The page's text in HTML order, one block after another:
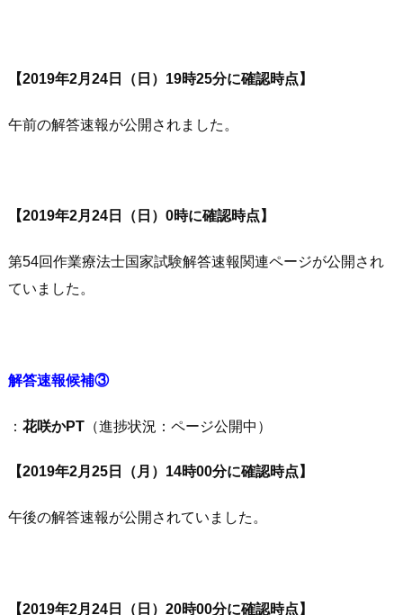
【2019年2月24日（日）19時25分に確認時点】
午前の解答速報が公開されました。
【2019年2月24日（日）0時に確認時点】
第54回作業療法士国家試験解答速報関連ページが公開され
ていました。
解答速報候補③
： 花咲かPT （進捗状況：ページ公開中）
【2019年2月25日（月）14時00分に確認時点】
午後の解答速報が公開されていました。
【2019年2月24日（日）20時00分に確認時点】